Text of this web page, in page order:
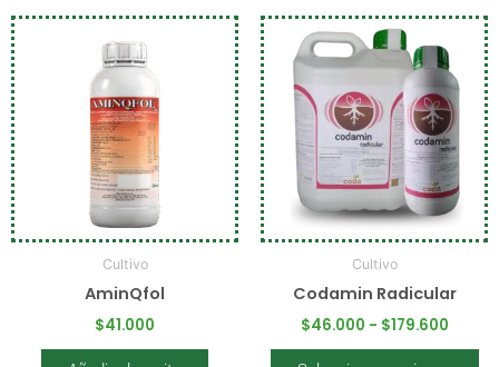
Cultivo
AminQfol
$41.000
Cultivo
Codamin Radicular
$46.000 - $179.600
Rango
desde
hasta
Este
producto
tiene
múltiples
variantes.
Las
opciones
se
pueden
elegir
en
la
página